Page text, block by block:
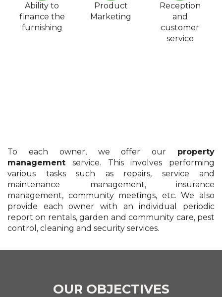
Ability to
finance the
furnishing
Product
Marketing
Reception
and
customer
service
To each owner, we offer our property
management service. This involves performing
various tasks such as repairs, service and
maintenance management, insurance
management, community meetings, etc. We also
provide each owner with an individual periodic
report on rentals, garden and community care, pest
control, cleaning and security services.
OUR OBJECTIVES